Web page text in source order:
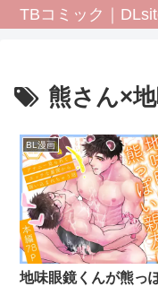
TBコミック｜
熊さん×
BL漫画
地味眼鏡くんが熊っ